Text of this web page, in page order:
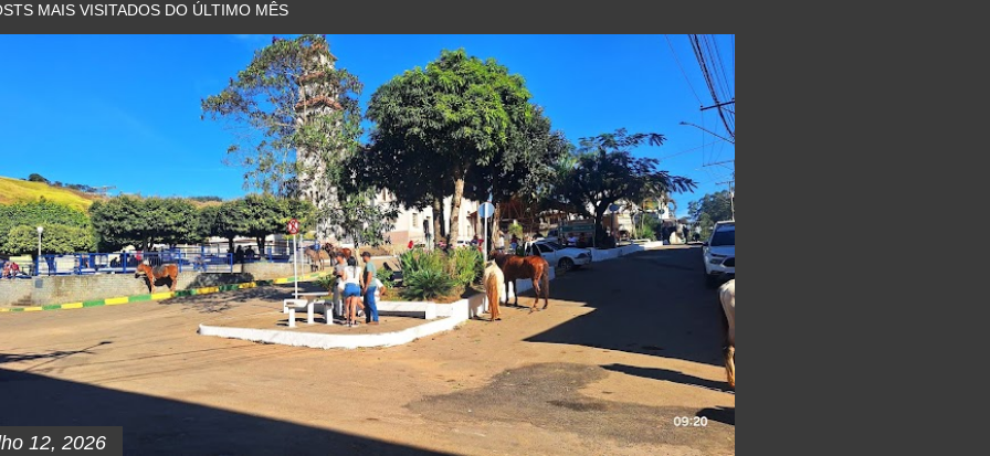
MAIS VISITADOS DO ÚLTIMO MÊS
12, 2026